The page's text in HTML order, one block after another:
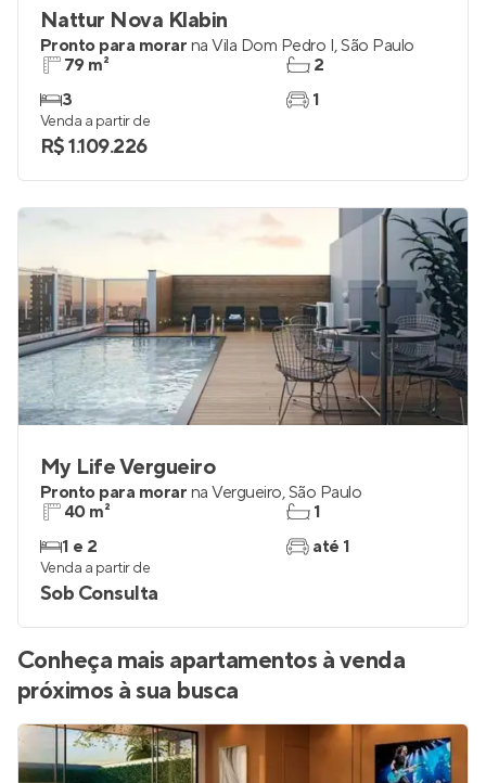
Nattur Nova Klabin
Pronto para morar na Vila Dom Pedro I,São Paulo
79 m²
3
2
1
Venda a partir de
R$ 1.109.226
My Life Vergueiro
Pronto para morar na Vergueiro,São Paulo
40 m²
1 e 2
1
até 1
Venda a partir de
Sob Consulta
Conheça mais apartamentos à venda
próximos à sua busca